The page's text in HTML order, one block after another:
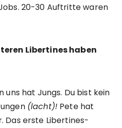
20-30 Auftritte waren
Libertines haben
uns hat Jungs. Du bist kein
(lacht)! Pete hat
Das erste Libertines-